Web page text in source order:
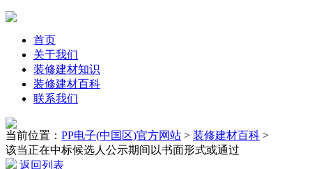
首页
关于我们
装修建材知识
装修建材百科
联系我们
当前位置： PP电子(中国区)官方网站 > 装修建材百科 >
该当正在中标候选人公示期间以书面形式或通过
返回列表